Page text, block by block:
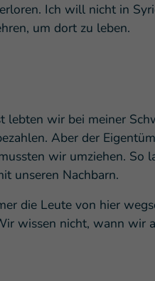
Ich will nicht in
um dort zu leben.
lebten wir bei meiner
Aber der
wir umziehen. So
unseren Nachbarn.
die Leute von hier
wissen nicht, wann wir